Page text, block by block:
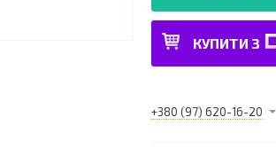
КУПИТИ З
+380 (97) 620-16-20